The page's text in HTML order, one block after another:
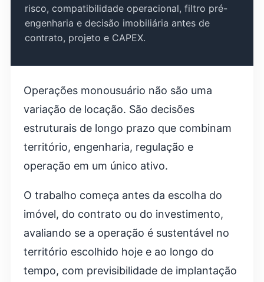
risco, compatibilidade operacional, filtro pré-
engenharia e decisão imobiliária antes de
contrato, projeto e CAPEX.
Operações monousuário não são uma
variação de locação. São decisões
estruturais de longo prazo que combinam
território, engenharia, regulação e
operação em um único ativo.
O trabalho começa antes da escolha do
imóvel, do contrato ou do investimento,
avaliando se a operação é sustentável no
território escolhido hoje e ao longo do
tempo, com previsibilidade de implantação